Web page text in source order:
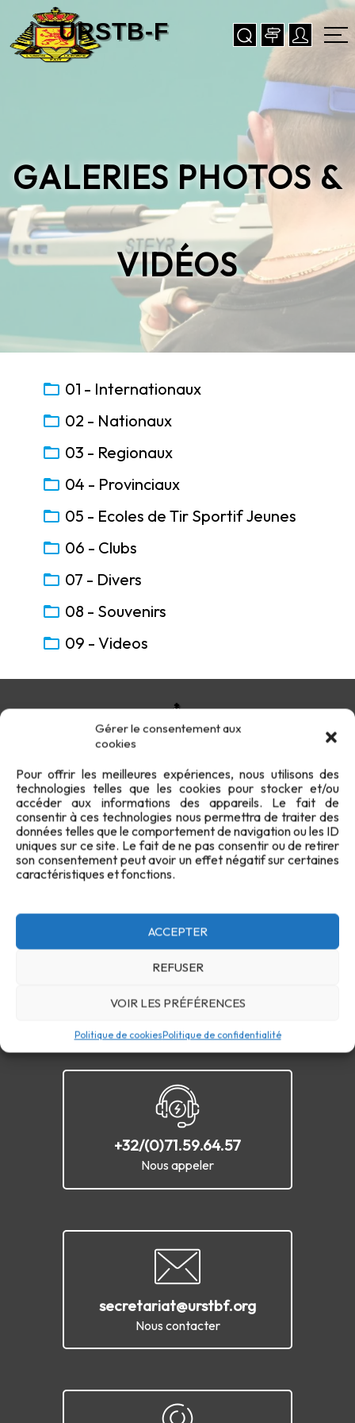
Gérer le consentement aux
cookies
Pour offrir les meilleures expériences, nous utilisons des
technologies telles que les cookies pour stocker et/ou
accéder aux informations des appareils. Le fait de
consentir à ces technologies nous permettra de traiter des
données telles que le comportement de navigation ou les ID
uniques sur ce site. Le fait de ne pas consentir ou de retirer
son consentement peut avoir un effet négatif sur certaines
caractéristiques et fonctions.
ACCEPTER
REFUSER
VOIR LES PRÉFÉRENCES
Politique de cookiesPolitique de confidentialité
GALERIES PHOTOS &
VIDÉOS
01 - Internationaux
02 - Nationaux
03 - Regionaux
04 - Provinciaux
05 - Ecoles de Tir Sportif Jeunes
06 - Clubs
07 - Divers
08 - Souvenirs
09 - Videos
+32/(0)71.59.64.57
Nous appeler
secretariat@urstbf.org
Nous contacter